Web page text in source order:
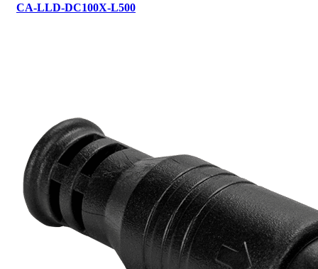
CA-LLD-DC100X-L500